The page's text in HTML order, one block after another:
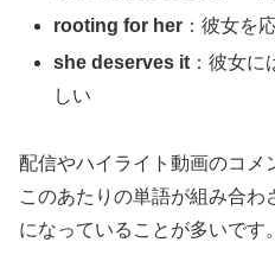
rooting for her ：彼女を
she deserves it ：彼女
しい
配信やハイライト動画のコメ
このあたりの単語が組み合
になっていることが多いです。